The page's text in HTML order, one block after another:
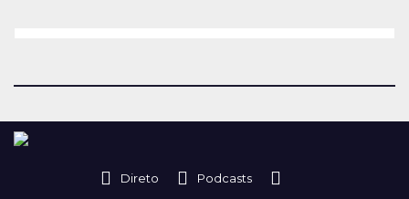
Direto Podcasts